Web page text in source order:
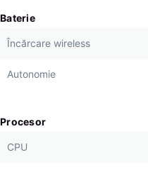
Baterie
Încărcare wireless
Autonomie
Procesor
CPU